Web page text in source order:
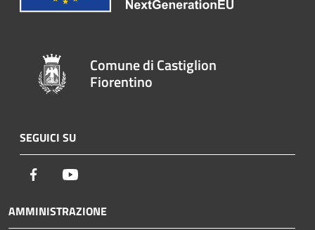
Comune di Castiglion
Fiorentino
SEGUICI SU
Facebook
AMMINISTRAZIONE